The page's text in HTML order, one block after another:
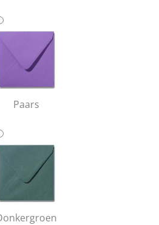
Paars